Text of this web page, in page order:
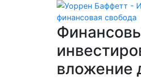
вложение